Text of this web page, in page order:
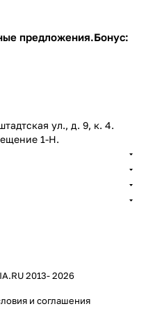
предложения.Бонус:
ул., д. 9, к. 4.
1-Н.
2013- 2026
и соглашения